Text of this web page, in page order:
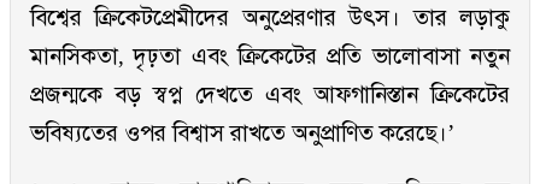
বিশ্বের ক্রিকেটপ্রেমীদের অনুপ্রেরণার উৎস। তার লড়াকু
মানসিকতা, দৃঢ়তা এবং ক্রিকেটের প্রতি ভালোবাসা নতুন
প্রজন্মকে বড় স্বপ্ন দেখতে এবং আফগানিস্তান ক্রিকেটের
ভবিষ্যতের ওপর বিশ্বাস রাখতে অনুপ্রাণিত করেছে।’